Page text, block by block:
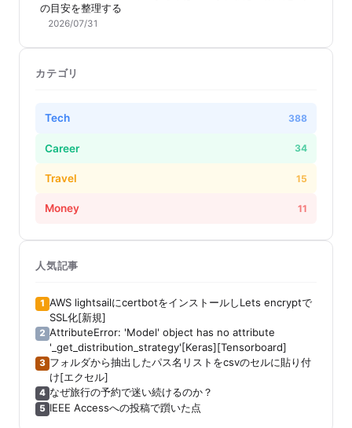
の目安を整理する
2026/07/31
カテゴリ
Tech 388
Career 34
Travel 15
Money 11
人気記事
1 AWS lightsailにcertbotをインストールしLets encryptで
SSL化[新規]
2 AttributeError: 'Model' object has no attribute
'_get_distribution_strategy'[Keras][Tensorboard]
3 フォルダから抽出したパス名リストをcsvのセルに貼り付
け[エクセル]
4 なぜ旅行の予約で迷い続けるのか？
5 IEEE Accessへの投稿で躓いた点